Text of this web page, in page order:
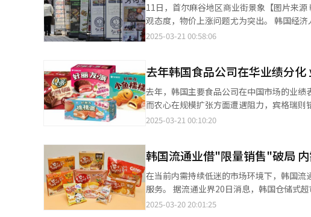
11日，首尔麻谷地区商业街景象【图片来源 韩联社】 一项调查显示，每10名韩国国民中就有7名
观态度，物价上涨问题尤为突出。 韩国经济人协会（简称“韩经协”）面向1000名成年男女进行关于《民生经济现
状及展望》的问卷调查，并于20日发布的
就餐费"涨幅最大，其次为能源费用（11%
示"食品及外出就餐费"已成为最具负担的支出项目。 就业稳定性方面，43.1%的受访者认为当
稳定"，而认为"稳定"的受访者仅占26.5%
持悲观态度，预计将进一步恶化，仅35.8%的受访者表示乐观。 针对当前经济
应采取“生活必需品价格稳定化"措施；
物价稳定和就业保障方面亟待采取有效措施
2025-03-21 00:58:06
去年韩国食品公司在华业绩分
去年，韩国主要食品公司在中国市场的业绩
而农心在规模扩张方面遭遇阻力，宾格瑞
令”有望解除的预期，业界对今年业绩回暖持乐观态度。 据食品业界20日消息，好丽友去
法人将大型超市的供货模式从直接供货调整
通过积极的营销策略，最终取得了显著成效。 农心中国法人去年在规模扩张方面表现不佳，但盈利能力有所提
年销售额为3549亿韩元，同比下降5%，成
道销售下滑的影响。公司相关负责人表示
在线渠道销售在供应链模式的调整过程中出现放缓。” 三养食品去年在中国市场的销售额大
2025-03-21 00:10:20
韩国流通业借"限量销售"破局
在当前内需持续低迷的市场环境下，韩国
服务。 据流通业界20日消息，韩国仓储式超市易买得Traders在筹备麻谷店开业时，精准定位其在消费者心中的“酒
类圣地”形象，推出该店专属的限量版威
2025-03-20 20:01:25